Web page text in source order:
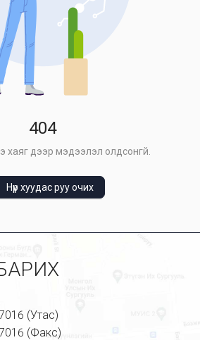
404
хаяг дээр мэдээлэл олдсонгүй.
Нүүр хуудас руу очих
(Утас)
(Факс)